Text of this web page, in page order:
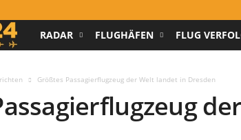
RADAR FLUGHÄFEN FLUG
Größtes Passagierflugzeug der Welt landet in Dresden